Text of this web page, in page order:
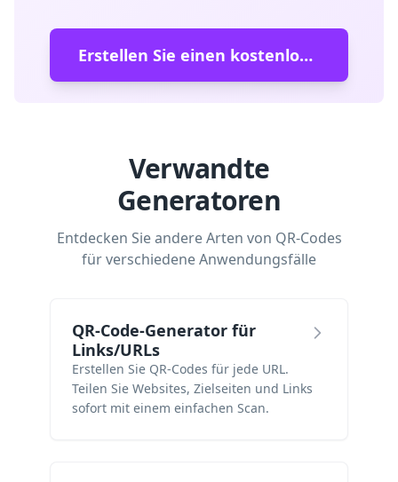
Erstellen Sie einen kostenlosen QR-Code
Verwandte
Generatoren
Entdecken Sie andere Arten von QR-Codes
für verschiedene Anwendungsfälle
QR-Code-Generator für
Links/URLs
Erstellen Sie QR-Codes für jede URL.
Teilen Sie Websites, Zielseiten und Links
sofort mit einem einfachen Scan.